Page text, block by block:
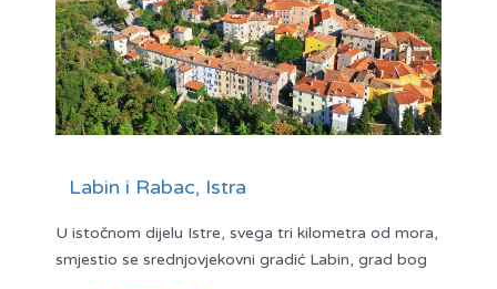
Labin i Rabac, Istra
U istočnom dijelu Istre, svega tri kilometra od mora,
smjestio se srednjovjekovni gradić Labin, grad bog